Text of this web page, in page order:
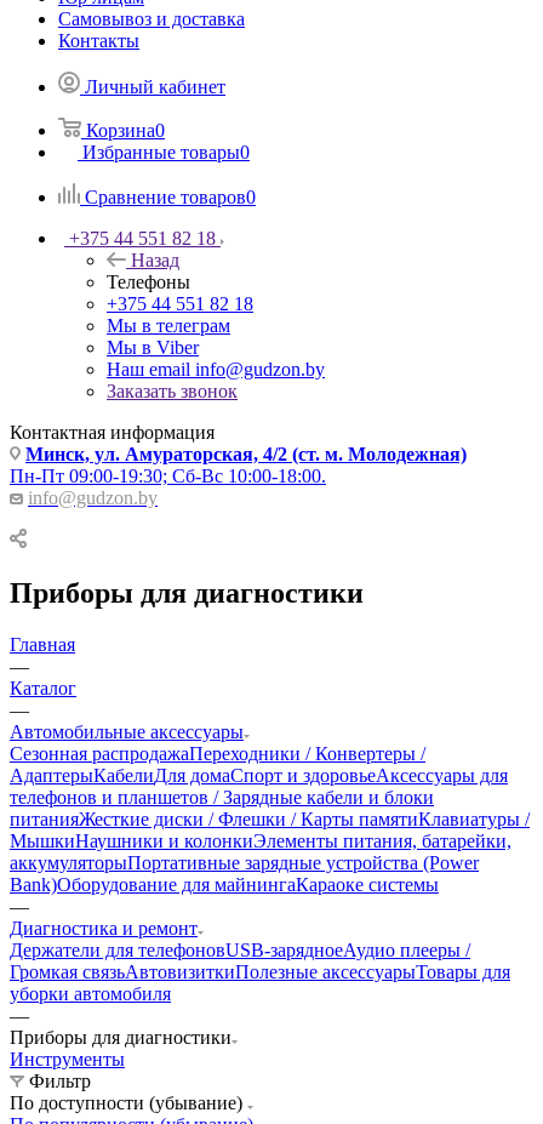
Самовывоз и доставка
Контакты
Личный кабинет
Корзина0
Избранные товары0
Сравнение товаров0
+375 44 551 82 18
Назад
Телефоны
+375 44 551 82 18
Мы в телеграм
Мы в Viber
Наш email info@gudzon.by
Заказать звонок
Контактная информация
Минск, ул. Амураторская, 4/2 (ст. м. Молодежная)
Пн-Пт 09:00-19:30; Сб-Вс 10:00-18:00.
info@gudzon.by
Приборы для диагностики
Главная
—
Каталог
—
Автомобильные аксессуары
Сезонная распродажаПереходники / Конвертеры /
АдаптерыКабелиДля домаСпорт и здоровьеАксессуары для
телефонов и планшетов / Зарядные кабели и блоки
питанияЖесткие диски / Флешки / Карты памятиКлавиатуры /
МышкиНаушники и колонкиЭлементы питания, батарейки,
аккумуляторыПортативные зарядные устройства (Power
Bank)Оборудование для майнингаКараоке системы
—
Диагностика и ремонт
Держатели для телефоновUSB-зарядноеАудио плееры /
Громкая связьАвтовизиткиПолезные аксессуарыТовары для
уборки автомобиля
—
Приборы для диагностики
Инструменты
Фильтр
По доступности (убывание)